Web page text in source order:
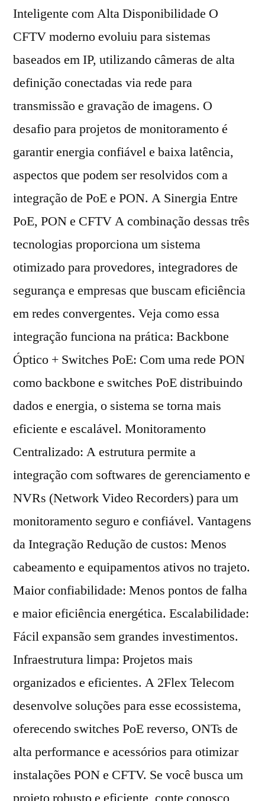
Inteligente com Alta Disponibilidade O
CFTV moderno evoluiu para sistemas
baseados em IP, utilizando câmeras de alta
definição conectadas via rede para
transmissão e gravação de imagens. O
desafio para projetos de monitoramento é
garantir energia confiável e baixa latência,
aspectos que podem ser resolvidos com a
integração de PoE e PON. A Sinergia Entre
PoE, PON e CFTV A combinação dessas três
tecnologias proporciona um sistema
otimizado para provedores, integradores de
segurança e empresas que buscam eficiência
em redes convergentes. Veja como essa
integração funciona na prática: Backbone
Óptico + Switches PoE: Com uma rede PON
como backbone e switches PoE distribuindo
dados e energia, o sistema se torna mais
eficiente e escalável. Monitoramento
Centralizado: A estrutura permite a
integração com softwares de gerenciamento e
NVRs (Network Video Recorders) para um
monitoramento seguro e confiável. Vantagens
da Integração Redução de custos: Menos
cabeamento e equipamentos ativos no trajeto.
Maior confiabilidade: Menos pontos de falha
e maior eficiência energética. Escalabilidade:
Fácil expansão sem grandes investimentos.
Infraestrutura limpa: Projetos mais
organizados e eficientes. A 2Flex Telecom
desenvolve soluções para esse ecossistema,
oferecendo switches PoE reverso, ONTs de
alta performance e acessórios para otimizar
instalações PON e CFTV. Se você busca um